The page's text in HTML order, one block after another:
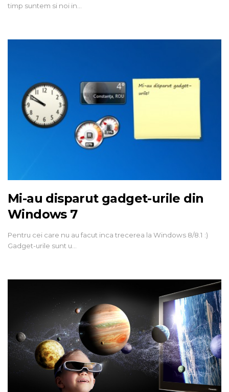
timp suntem si noi in…
Mi-au disparut gadget-urile din
Windows 7
Pentru cei care nu au facut inca trecerea la Windows 8/8.1 :)
Gadget-urile sunt u…